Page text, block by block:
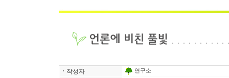
ㆍ 작성자 연구소